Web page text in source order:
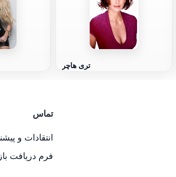
تری هاچر
تماس
انتقادات و
فرم دریافت